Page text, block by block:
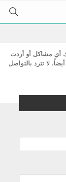
أي مشاكل أو أردت
لا تترد بالتواصل